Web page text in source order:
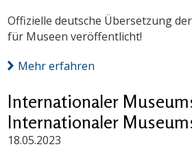
Offizielle deutsche Übersetzung
für Museen veröffentlicht!
Mehr erfahren
Internationaler
Internationaler
18.05.2023